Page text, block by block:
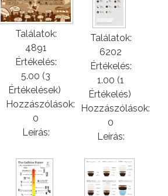
Találatok:
4891
Értékelés:
5.00 (3
Értékelések)
Hozzászólások:
0
Leírás:
Találatok:
6202
Értékelés:
1.00 (1
Értékelés)
Hozzászólások:
0
Leírás: